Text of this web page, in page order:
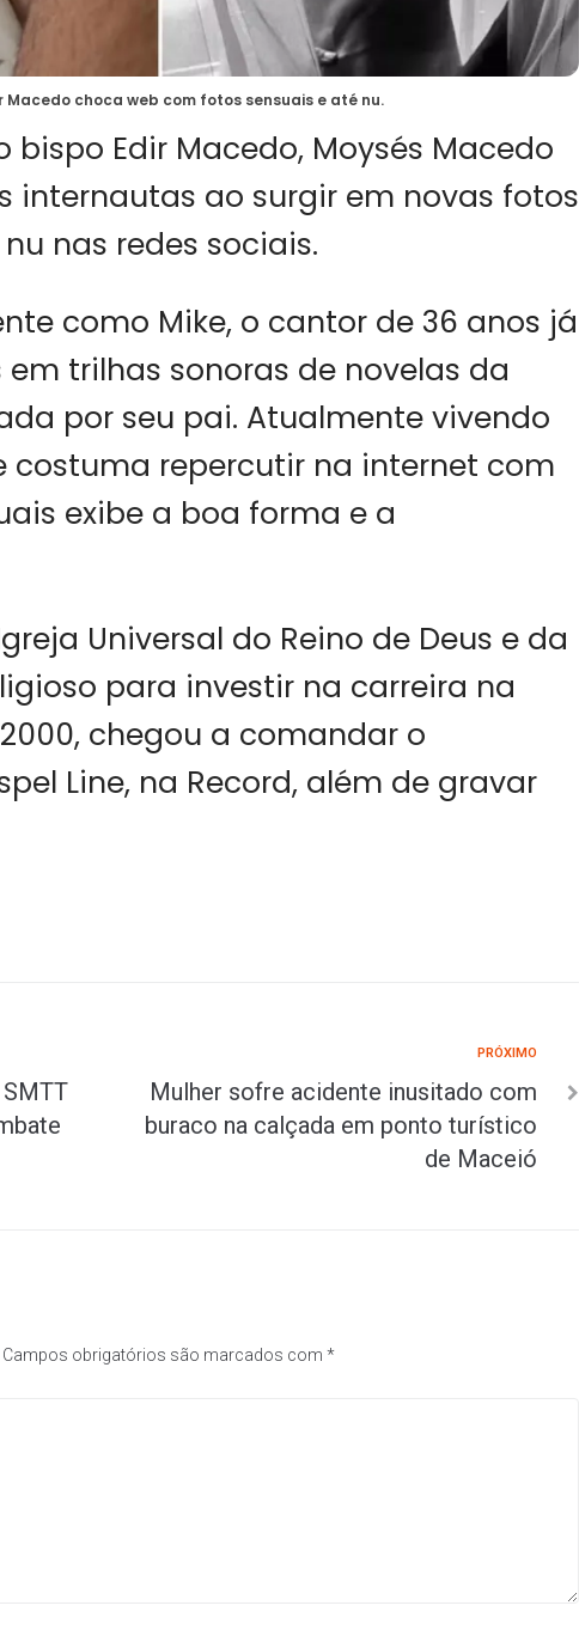
Macedo choca web com fotos sensuais e até nu.
Edir Macedo, Moysés Macedo
internautas ao surgir em novas fotos
nas redes sociais.
como Mike, o cantor de 36 anos já
trilhas sonoras de novelas da
por seu pai. Atualmente vivendo
costuma repercutir na internet com
exibe a boa forma e a
Universal do Reino de Deus e da
para investir na carreira na
chegou a comandar o
Line, na Record, além de gravar
PRÓXIMO
Mulher sofre acidente inusitado com
buraco na calçada em ponto turístico
de Maceió
Campos obrigatórios são marcados com *